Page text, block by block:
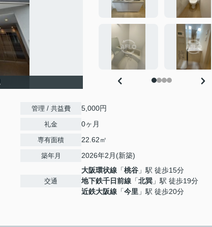
管理 / 共益費 5,000円
礼金 0ヶ月
専有面積 22.62㎡
築年月 2026年2月(新築)
交通
大阪環状線 「桃谷 」駅 徒歩15分
地下鉄千日前線 「北巽 」駅 徒歩19分
近鉄大阪線 「今里 」駅 徒歩20分